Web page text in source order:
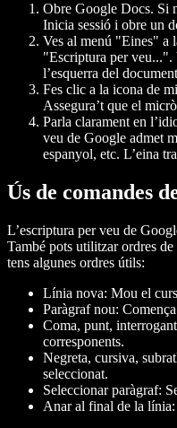
Obre Google Docs. Si
Inicia sessió i obre un
Ves al menú "Eines" a
"Escriptura per veu...".
l’esquerra del
Fes clic a la icona de
Assegura’t que el
Parla clarament en
veu de Google admet
espanyol, etc. L’eina
Ús de comandes
L’escriptura per veu de
També pots utilitzar ordres
tens algunes ordres útils:
Línia nova: Mou el
Paràgraf nou:
Coma, punt, interrogant
corresponents.
Negreta, cursiva,
seleccionat.
Seleccionar paràgraf:
Anar al final de la línia